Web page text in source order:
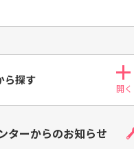
ら探す
ターからのお知らせ